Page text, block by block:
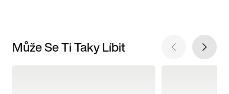
Může Se Ti Taky Líbit